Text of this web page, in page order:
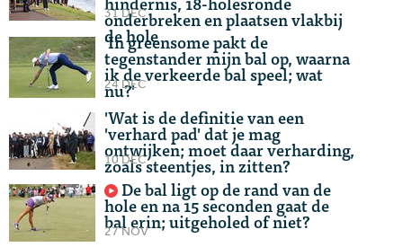
onderbreken en plaatsen vlakbij
de hole
31 DEC
'In greensome pakt de
tegenstander mijn bal op, waarna
ik de verkeerde bal speel; wat
nu?'
24 DEC
'Wat is de definitie van een
'verhard pad' dat je mag
ontwijken; moet daar verharding,
zoals steentjes, in zitten?
10 DEC
De bal ligt op de rand van de
hole en na 15 seconden gaat de
bal erin; uitgeholed of niet?
27 NOV